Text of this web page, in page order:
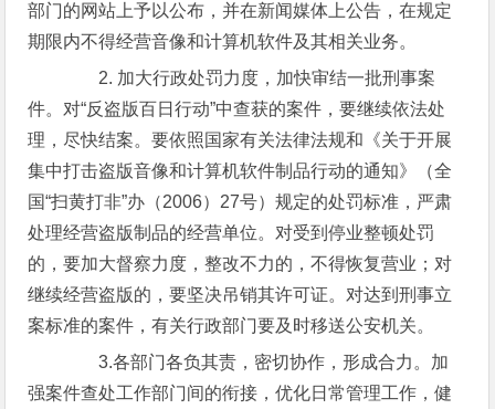
部门的网站上予以公布，并在新闻媒体上公告，在规定
期限内不得经营音像和计算机软件及其相关业务。
2. 加大行政处罚力度，加快审结一批刑事案
件。对“反盗版百日行动”中查获的案件，要继续依法处
理，尽快结案。要依照国家有关法律法规和《关于开展
集中打击盗版音像和计算机软件制品行动的通知》（全
国“扫黄打非”办（2006）27号）规定的处罚标准，严肃
处理经营盗版制品的经营单位。对受到停业整顿处罚
的，要加大督察力度，整改不力的，不得恢复营业；对
继续经营盗版的，要坚决吊销其许可证。对达到刑事立
案标准的案件，有关行政部门要及时移送公安机关。
3.各部门各负其责，密切协作，形成合力。加
强案件查处工作部门间的衔接，优化日常管理工作，健